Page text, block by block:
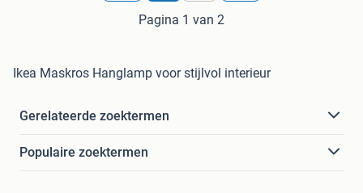
Pagina 1 van 2
Ikea Maskros Hanglamp voor stijlvol interieur
Gerelateerde zoektermen
Populaire zoektermen